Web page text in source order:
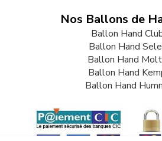
Nos Ballons de
Ballon Hand
Ballon Hand
Ballon Hand
Ballon Hand
Ballon Hand